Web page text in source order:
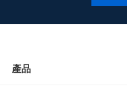
產品